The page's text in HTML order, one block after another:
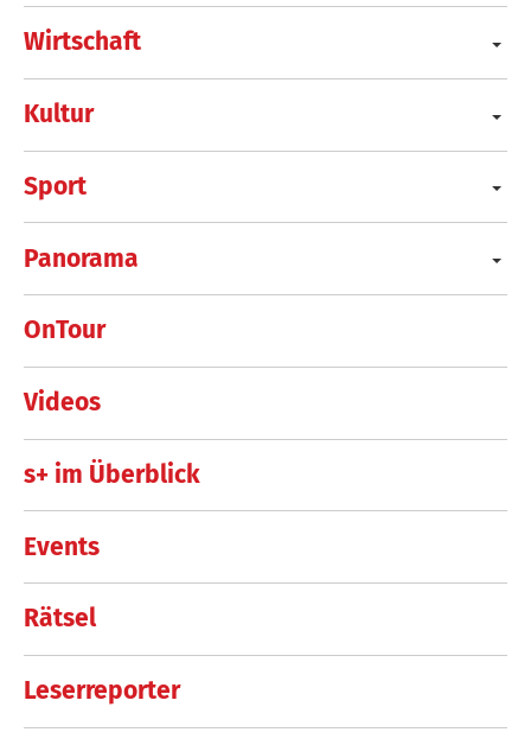
Wirtschaft
Kultur
Sport
Panorama
OnTour
Videos
s+ im Überblick
Events
Rätsel
Leserreporter